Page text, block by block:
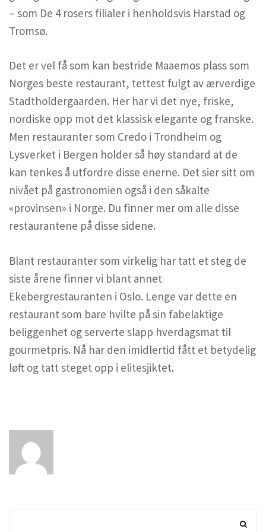
– som De 4 rosers filialer i henholdsvis Harstad og
Tromsø.
Det er vel få som kan bestride Maaemos plass som
Norges beste restaurant, tettest fulgt av ærverdige
Stadtholdergaarden. Her har vi det nye, friske,
nordiske opp mot det klassisk elegante og franske.
Men restauranter som Credo i Trondheim og
Lysverket i Bergen holder så høy standard at de
kan tenkes å utfordre disse enerne. Det sier sitt om
nivået på gastronomien også i den såkalte
«provinsen» i Norge. Du finner mer om alle disse
restaurantene på disse sidene.
Blant restauranter som virkelig har tatt et steg de
siste årene finner vi blant annet
Ekebergrestauranten i Oslo. Lenge var dette en
restaurant som bare hvilte på sin fabelaktige
beliggenhet og serverte slapp hverdagsmat til
gourmetpris. Nå har den imidlertid fått et betydelig
løft og tatt steget opp i elitesjiktet.